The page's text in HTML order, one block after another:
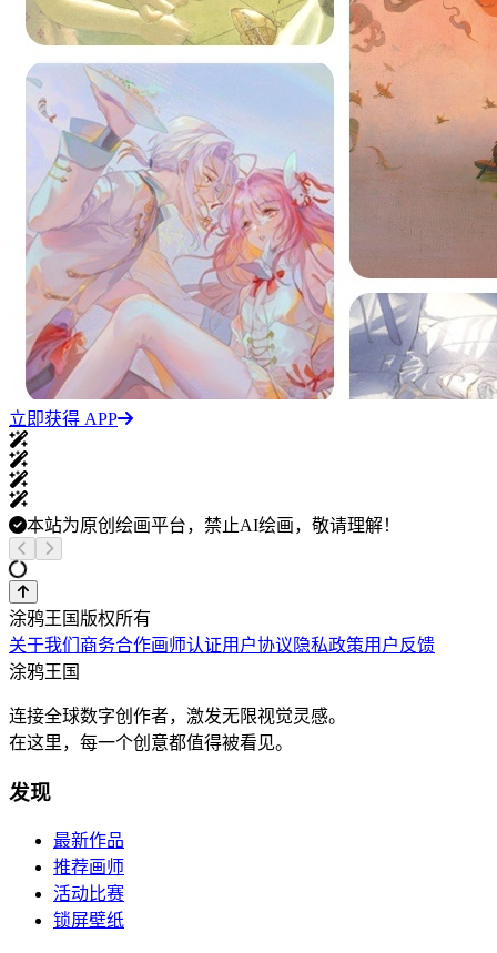
立即获得 APP
本站为原创绘画平台，禁止AI绘画，敬请理解！
涂鸦王国版权所有
关于我们 商务合作画师认证用户协议 隐私政策用户反馈
涂鸦王国
连接全球数字创作者，激发无限视觉灵感。
在这里，每一个创意都值得被看见。
发现
最新作品
推荐画师
活动比赛
锁屏壁纸